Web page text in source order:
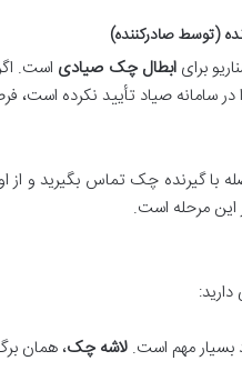
(توسط صادرکننده)
برایابطال چک صیادی است.
سامانه صیاد تأیید نکرده
با گیرنده چک تماس بگیرید و از
این مرحله است.
بسیار مهم است.لاشه چک، همان